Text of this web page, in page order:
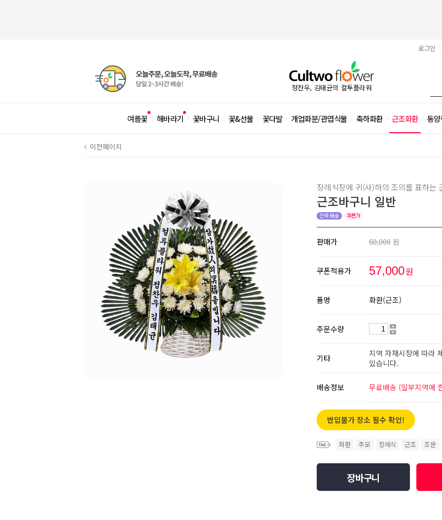
로그인
정찬우, 김태균의 컬투플라워
여름꽃 해바라기 꽃바구니 꽃&선물 꽃다발 개업화분/관엽식물 축하화환 근조화환 동
이전페이지
장례식장에 귀(사)하의 조의를 표하는
근조바구니 일반
판매가 60,000 원
쿠폰적용가 57,000원
품명 화환(근조)
주문수량
기타
지역 자재시장에 따라
있습니다.
배송정보 무료배송 (일부지역에
반입불가 장소 필수 확인!
화환 추모 장례식 근조 조문
장바구니